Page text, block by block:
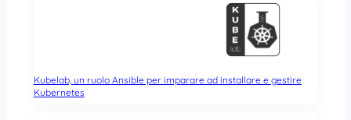
Kubelab, un ruolo Ansible per imparare ad installare e gestire
Kubernetes